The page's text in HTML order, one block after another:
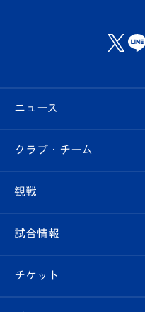
ニュース
すべて
クラブ
試合情報
クラブ・チーム
クラブ概要
エンブレム紹介
観戦
観戦ルール
はじめての観戦ガイド
試合情報
試合日程/結果
チケット